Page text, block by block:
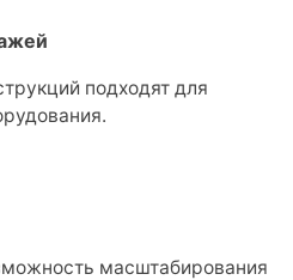
подходят для
масштабирования